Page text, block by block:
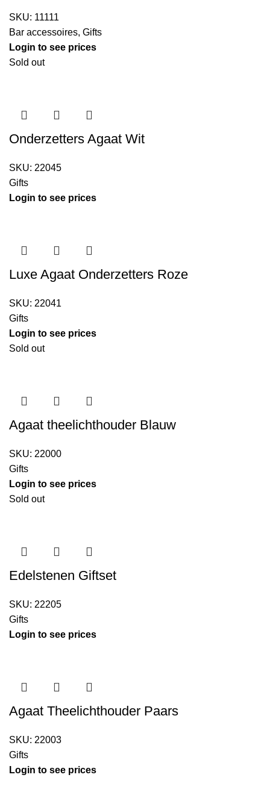
SKU: 11111
Bar accessoires, Gifts
Login to see prices
Sold out
Onderzetters Agaat Wit
SKU: 22045
Gifts
Login to see prices
Luxe Agaat Onderzetters Roze
SKU: 22041
Gifts
Login to see prices
Sold out
Agaat theelichthouder Blauw
SKU: 22000
Gifts
Login to see prices
Sold out
Edelstenen Giftset
SKU: 22205
Gifts
Login to see prices
Agaat Theelichthouder Paars
SKU: 22003
Gifts
Login to see prices